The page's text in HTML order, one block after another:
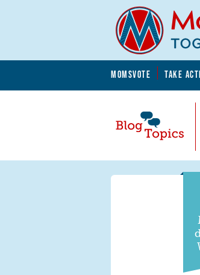
MOMSVOTE TAKE
Blog Topics
Nav